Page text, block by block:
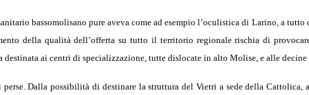
bassomolisano pure aveva come ad esempio l’oculistica di Larino, a
della qualità dell’offerta su tutto il territorio regionale rischia di
ai centri di specializzazione, tutte dislocate in alto Molise, e alle
Dalla possibilità di destinare la struttura del Vietri a sede della Cattolica,